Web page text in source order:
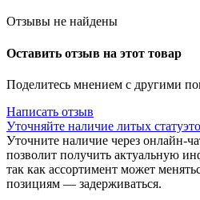
Отзывы не найдены
Оставить отзыв на этот товар
Поделитесь мнением с другими
Написать отзыв
Уточняйте наличие литых
Уточните наличие через онлайн-
позволит получить актуальную
так как ассортимент может
позициям — задерживаться.